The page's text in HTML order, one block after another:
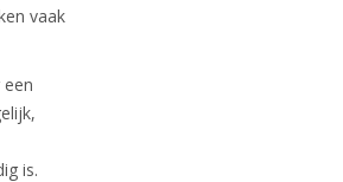
vaak
is.